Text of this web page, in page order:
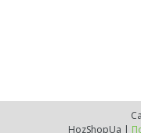
HozShopUa |